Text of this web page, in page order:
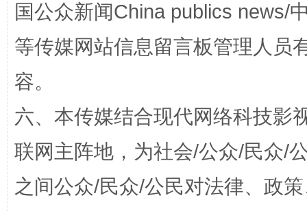
国公众新闻China publics news/
等传媒网站信息留言板管理人员
容。
六、本传媒结合现代网络科技影
联网主阵地，为社会/公众/民众/
之间公众/民众/公民对法律、政